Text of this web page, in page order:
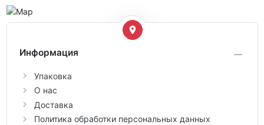
Информация
Упаковка
О нас
Доставка
Политика обработки персональных данных